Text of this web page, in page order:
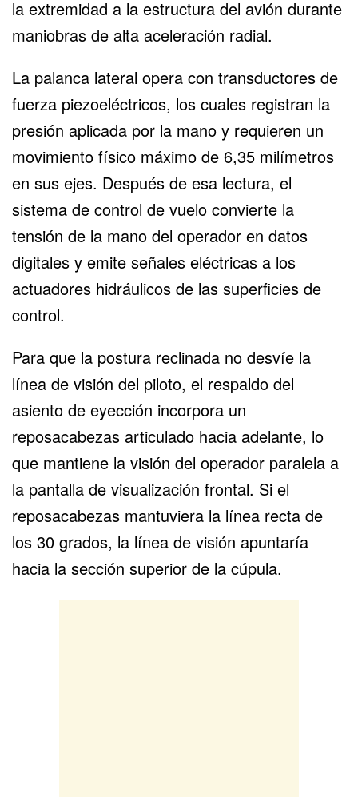
la extremidad a la estructura del avión durante
maniobras de alta aceleración radial.
La palanca lateral opera con transductores de
fuerza piezoeléctricos, los cuales registran la
presión aplicada por la mano y requieren un
movimiento físico máximo de 6,35 milímetros
en sus ejes. Después de esa lectura, el
sistema de control de vuelo convierte la
tensión de la mano del operador en datos
digitales y emite señales eléctricas a los
actuadores hidráulicos de las superficies de
control.
Para que la postura reclinada no desvíe la
línea de visión del piloto, el respaldo del
asiento de eyección incorpora un
reposacabezas articulado hacia adelante, lo
que mantiene la visión del operador paralela a
la pantalla de visualización frontal. Si el
reposacabezas mantuviera la línea recta de
los 30 grados, la línea de visión apuntaría
hacia la sección superior de la cúpula.